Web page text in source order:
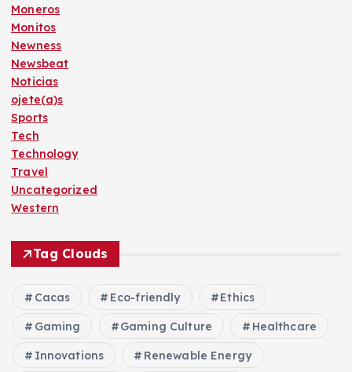
Moneros
Monitos
Newness
Newsbeat
Noticias
ojete(a)s
Sports
Tech
Technology
Travel
Uncategorized
Western
Tag Clouds
Cacas Eco-friendly Ethics
Gaming Gaming Culture Healthcare
Innovations Renewable Energy